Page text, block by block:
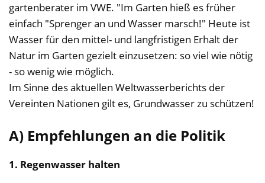
gartenberater im VWE. "Im Garten hieß es früher
einfach "Sprenger an und Wasser marsch!" Heute ist
Wasser für den mittel- und langfristigen Erhalt der
Natur im Garten gezielt einzusetzen: so viel wie nötig
- so wenig wie möglich.
Im Sinne des aktuellen Weltwasserberichts der
Vereinten Nationen gilt es, Grundwasser zu schützen!
A) Empfehlungen an die Politik
1. Regenwasser halten